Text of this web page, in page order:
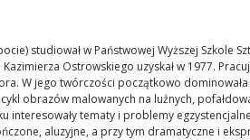
studiował w Państwowej Wyższej Szkole
Ostrowskiego uzyskał w 1977.
W jego twórczości początkowo
obrazów malowanych na luźnych,
interesowały tematy i problemy
aluzyjne, a przy tym dramatyczne i